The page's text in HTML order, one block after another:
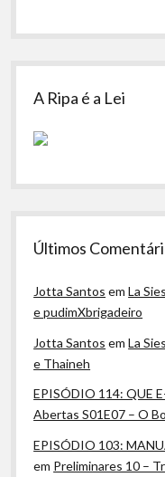
A Ripa é a Lei
Últimos
Jotta Santos emLa
e pudimXbrigadeiro
Jotta Santos emLa
e Thaineh
EPISÓDIO 114: QUE
Abertas S01E07 – O
EPISÓDIO 103:
em Preliminares 10 –